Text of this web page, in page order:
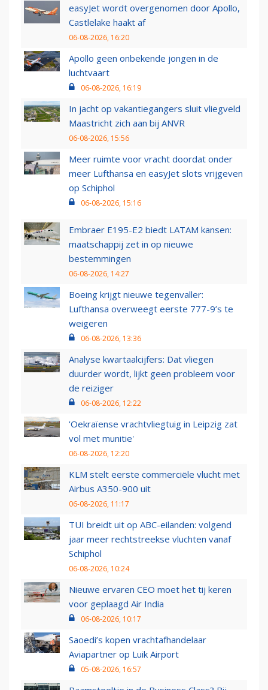
easyJet wordt overgenomen door Apollo,
Castlelake haakt af
06-08-2026, 16:20
Apollo geen onbekende jongen in de
luchtvaart
06-08-2026, 16:19
In jacht op vakantiegangers sluit vliegveld
Maastricht zich aan bij ANVR
06-08-2026, 15:56
Meer ruimte voor vracht doordat onder
meer Lufthansa en easyJet slots vrijgeven
op Schiphol
06-08-2026, 15:16
Embraer E195-E2 biedt LATAM kansen:
maatschappij zet in op nieuwe
bestemmingen
06-08-2026, 14:27
Boeing krijgt nieuwe tegenvaller:
Lufthansa overweegt eerste 777-9’s te
weigeren
06-08-2026, 13:36
Analyse kwartaalcijfers: Dat vliegen
duurder wordt, lijkt geen probleem voor
de reiziger
06-08-2026, 12:22
'Oekraïense vrachtvliegtuig in Leipzig zat
vol met munitie'
06-08-2026, 12:20
KLM stelt eerste commerciële vlucht met
Airbus A350-900 uit
06-08-2026, 11:17
TUI breidt uit op ABC-eilanden: volgend
jaar meer rechtstreekse vluchten vanaf
Schiphol
06-08-2026, 10:24
Nieuwe ervaren CEO moet het tij keren
voor geplaagd Air India
06-08-2026, 10:17
Saoedi’s kopen vrachtafhandelaar
Aviapartner op Luik Airport
05-08-2026, 16:57